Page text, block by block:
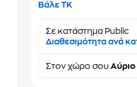
Βάλε ΤΚ
Σε κατάστημα Public
Διαθεσιμότητα ανά
Στονχώρο σου